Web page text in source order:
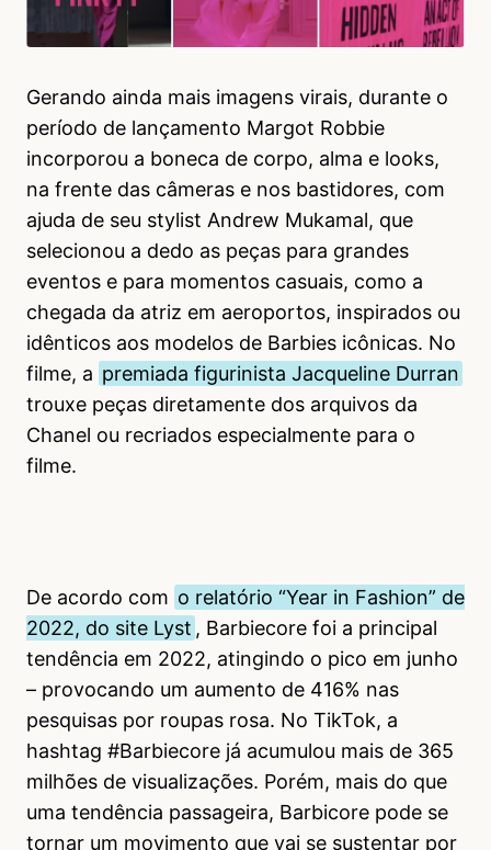
Gerando ainda mais imagens virais, durante o
período de lançamento Margot Robbie
incorporou a boneca de corpo, alma e looks,
na frente das câmeras e nos bastidores, com
ajuda de seu stylist Andrew Mukamal, que
selecionou a dedo as peças para grandes
eventos e para momentos casuais, como a
chegada da atriz em aeroportos, inspirados ou
idênticos aos modelos de Barbies icônicas. No
filme, a premiada figurinista Jacqueline Durran
trouxe peças diretamente dos arquivos da
Chanel ou recriados especialmente para o
filme.
De acordo com o relatório “Year in Fashion” de
2022, do site Lyst , Barbiecore foi a principal
tendência em 2022, atingindo o pico em junho
– provocando um aumento de 416% nas
pesquisas por roupas rosa. No TikTok, a
hashtag #Barbiecore já acumulou mais de 365
milhões de visualizações. Porém, mais do que
uma tendência passageira, Barbicore pode se
tornar um movimento que vai se sustentar por